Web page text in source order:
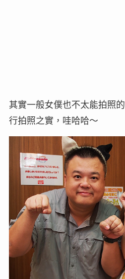
其實一般女僕也不太能拍照
行拍照之實，哇哈哈～